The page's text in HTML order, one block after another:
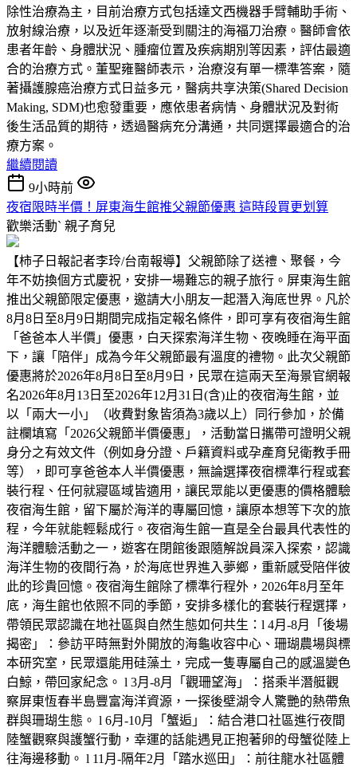
除性治療為主，目前治療方式包括達文西機器手臂輔助手術、
放射線治療，以及近年逐漸受到關注的海福刀治療。醫師會依
患者年齡、身體狀況、腫瘤位置及疾病期別等因素，評估最適
合的治療方式。董聖雍醫師表示，治療沒有單一標準答案，隨
著攝護腺癌治療方式日益多元，醫病共享決策(Shared Decision
Making, SDM)也愈發重要，應依患者病情、身體狀況及對術
後生活品質的期待，透過醫病充分溝通，共同選擇最適合的治
療方案。
繼續閱讀
9小時前
夜宿限時半價！屏東海生館推父親節優惠 這時段買更划算
歡樂活動ˋ 親子育兒
【柿子日報記者李玲/台南報導】父親節除了送禮、聚餐，今
年不妨換個方式慶祝，安排一場難忘的親子旅行。屏東海生館
推出父親節限定優惠，邀請大小朋友一起潛入海底世界。凡於
8月8日至8月9日期間完成指定報名條件，即可享有夜宿海生館
「爸爸本人半價」優惠，白天探索海洋生物、夜晚睡在海平面
下，讓「陪伴」成為今年父親節最有溫度的禮物。此次父親節
優惠將於2026年8月8日至8月9日，民眾在這兩天至海景官網報
名2026年8月13日至2026年12月31日(含)止的夜宿海生館，並
以「兩大一小」（收費對象皆須為3歲以上）同行參加，於備
註欄填寫「2026父親節半價優惠」，活動當日攜帶可證明父親
身分之有效文件（例如身分證、戶籍資料或孕產育兒衛教手冊
等），即可享爸爸本人半價優惠，無論選擇夜宿標準行程或套
裝行程、任何就寢區域皆適用，讓民眾能以更優惠的價格體驗
夜宿海生館，留下屬於海洋的專屬回憶，讓原本想等下次的旅
程，今年就能輕鬆成行。夜宿海生館一直是全台最具代表性的
海洋體驗活動之一，遊客在閉館後跟隨解說員深入探索，認識
海洋生物的夜間行為，於海底世界進入夢鄉，重新感受陪伴彼
此的珍貴回憶。夜宿海生館除了標準行程外，2026年8月至年
底，海生館也依照不同的季節，安排多樣化的套裝行程選擇，
帶領民眾認識在地社區與自然生態如何共生：l 4月-8月「後場
揭密」：參訪平時無對外開放的海龜收容中心、珊瑚農場與標
本研究室，民眾還能用硅藻土，完成一隻專屬自己的感溫變色
白鯨，帶回家紀念。 l 3月-8月「觀珊望海」：搭乘半潛艇觀
察屏東恆春半島豐富海洋資源，一探後壁湖令人驚艷的熱帶魚
群與珊瑚生態。 l 6月-10月「蟹逅」：結合港口社區進行夜間
陸蟹觀察與護蟹行動，幸運的話能遇見正抱著卵的母蟹從陸上
往海邊移動。 l 11月-隔年2月「踏水巡田」：前往龍水社區體